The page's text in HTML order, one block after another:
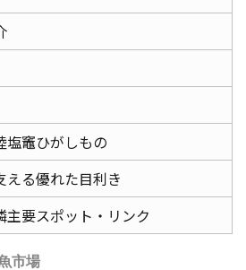
竈ひがしもの
える優れた目利き
主要スポット・リンク
市場